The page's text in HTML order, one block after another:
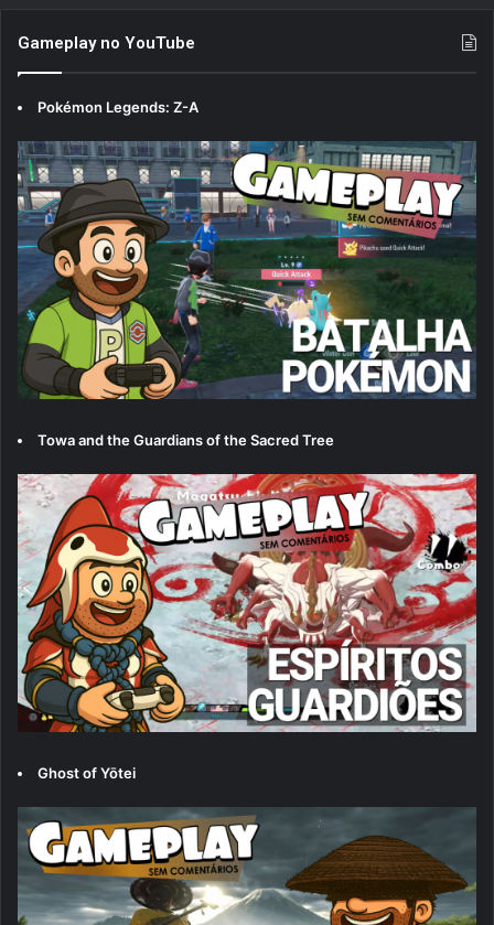
Gameplay no YouTube
Pokémon Legends: Z-A
Towa and the Guardians of the Sacred Tree
Ghost of Yōtei